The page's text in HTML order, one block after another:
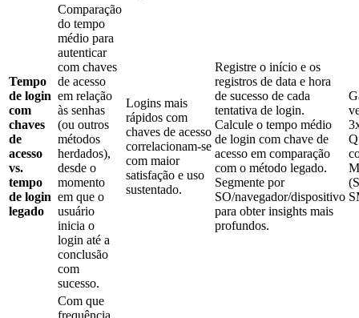
Tempo
de login
com
chaves
de
acesso
vs.
tempo
de login
legado
Comparação
do tempo
médio para
autenticar
com chaves
de acesso
em relação
às senhas
(ou outros
métodos
herdados),
desde o
momento
em que o
usuário
inicia o
login até a
conclusão
com
sucesso.
Logins mais
rápidos com
chaves de acesso
correlacionam-se
com maior
satisfação e uso
sustentado.
Registre o início e os
registros de data e hora
de sucesso de cada
tentativa de login.
Calcule o tempo médio
de login com chave de
acesso em comparação
com o método legado.
Segmente por
SO/navegador/dispositivo
para obter insights mais
profundos.
Com que